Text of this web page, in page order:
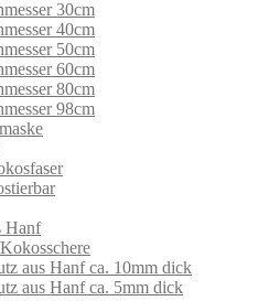
30cm
40cm
50cm
60cm
80cm
98cm
Hanf
aus Hanf ca. 10mm dick
aus Hanf ca. 5mm dick